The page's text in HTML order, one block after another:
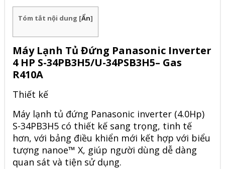
Tóm tắt nội dung [Ẩn]
Máy Lạnh Tủ Đứng Panasonic Inverter
4 HP S-34PB3H5/U-34PSB3H5– Gas
R410A
Thiết kế
Máy lạnh tủ đứng Panasonic inverter (4.0Hp)
S-34PB3H5 có thiết kế sang trọng, tinh tế
hơn, với bảng điều khiển mới kết hợp với biểu
tượng nanoe™ X, giúp người dùng dễ dàng
quan sát và tiện sử dụng.